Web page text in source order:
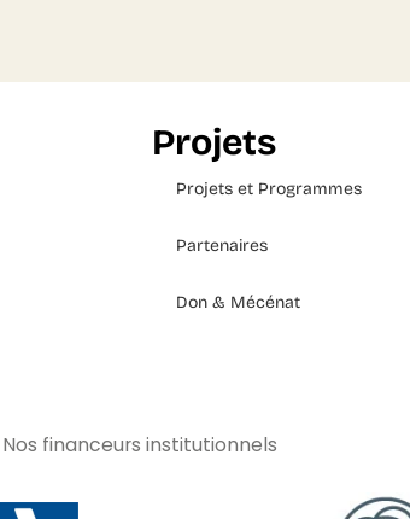
Projets
Projets et Programmes
Partenaires
Don & Mécénat
Nos financeurs institutionnels